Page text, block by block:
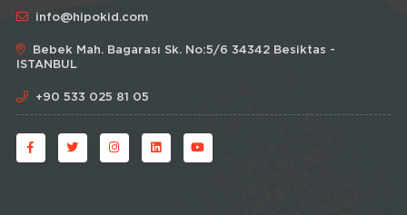
info@hipokid.com
Bebek Mah. Bagarası Sk. No:5/6 34342 Besiktas -
ISTANBUL
+90 533 025 81 05